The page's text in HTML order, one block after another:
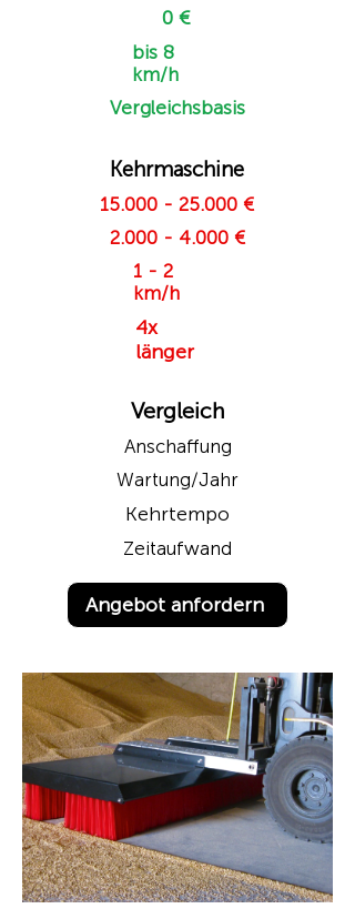
0 €
bis 8
km/h
Vergleichsbasis
Kehrmaschine
15.000 - 25.000 €
2.000 - 4.000 €
1 - 2
km/h
4x
länger
Vergleich
Anschaffung
Wartung/Jahr
Kehrtempo
Zeitaufwand
Angebot anfordern